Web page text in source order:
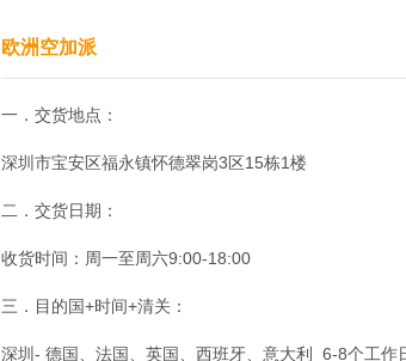
欧洲空加派
一．交货地点：
深圳市宝安区福永镇怀德翠岗3区15栋1楼
二．交货日期：
收货时间：周一至周六9:00-18:00
三．目的国+时间+清关：
深圳- 德国、法国、英国、西班牙、意大利 6-8个工